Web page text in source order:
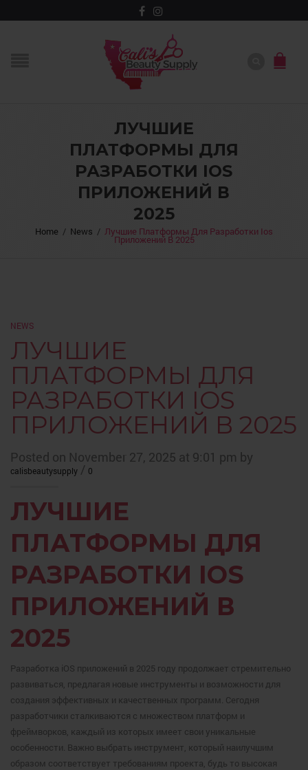
ЛУЧШИЕ
ПЛАТФОРМЫ ДЛЯ
РАЗРАБОТКИ IOS
ПРИЛОЖЕНИЙ В
2025
Home / News / Лучшие Платформы Для Разработки Ios
Приложений В 2025
NEWS
ЛУЧШИЕ
ПЛАТФОРМЫ ДЛЯ
РАЗРАБОТКИ IOS
ПРИЛОЖЕНИЙ В 2025
Posted on November 27, 2025 at 9:01 pm by
calisbeautysupply / 0
ЛУЧШИЕ
ПЛАТФОРМЫ ДЛЯ
РАЗРАБОТКИ IOS
ПРИЛОЖЕНИЙ В
2025
Разработка iOS приложений в 2025 году продолжает стремительно
развиваться, предлагая новые инструменты и возможности для
создания эффективных и качественных программ. Сегодня
разработчики сталкиваются с множеством платформ и
фреймворков, каждый из которых имеет свои уникальные
особенности. Важно выбрать инструмент, который наилучшим
образом соответствует требованиям проекта, будь то высокая